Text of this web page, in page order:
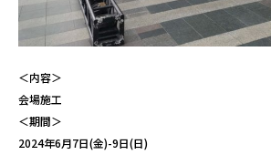
＜内容＞
会場施工
＜期間＞
2024年6月7日(金)-9日(日)